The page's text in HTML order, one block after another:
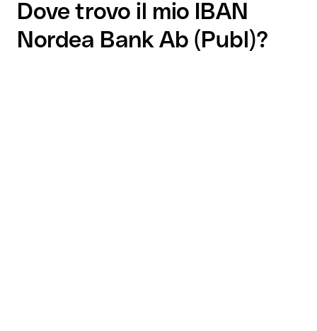
Dove trovo il mio IBAN
Nordea Bank Ab (Publ)?